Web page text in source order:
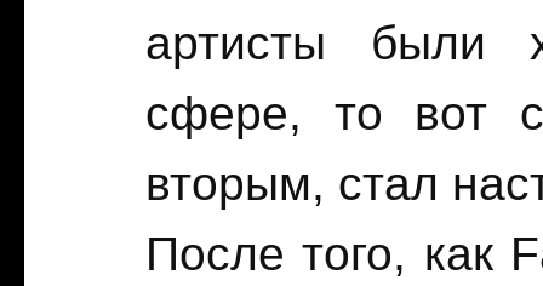
артисты были
сфере, то вот
вторым, стал
После того, как